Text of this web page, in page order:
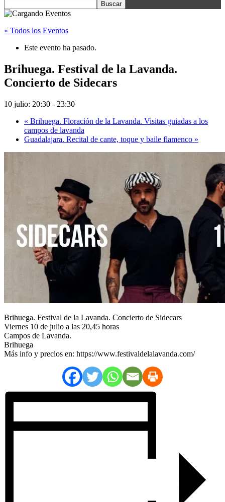
« Todos los Eventos
Este evento ha pasado.
Brihuega. Festival de la Lavanda.
Concierto de Sidecars
10 julio: 20:30 - 23:30
« Brihuega. Floración de la Lavanda. Visitas guiadas a los
campos de lavanda
Guadalajara. Recital de cante, toque y baile flamenco »
Brihuega. Festival de la Lavanda. Concierto de Sidecars
Viernes 10 de julio a las 20,45 horas
Campos de Lavanda.
Brihuega
Más info y precios en: https://www.festivaldelalavanda.com/